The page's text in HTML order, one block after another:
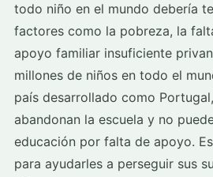
todo niño en el mundo debería
factores como la pobreza, la
apoyo familiar insuficiente
millones de niños en todo el
país desarrollado como
abandonan la escuela y no
educación por falta de apoyo.
para ayudarles a perseguir sus